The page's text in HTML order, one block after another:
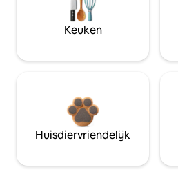
Keuken
Huisdiervriendelijk